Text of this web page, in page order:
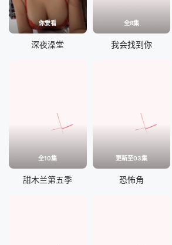
你爱看
深夜澡堂
全8集
我会找到你
全10集
甜木兰第五季
更新至03集
恐怖角